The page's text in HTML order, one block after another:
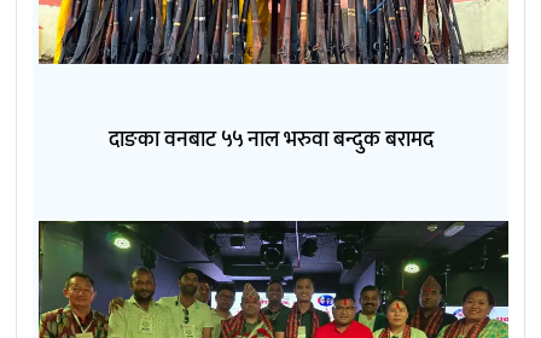
दाङका वनबाट ५५ नाल भरुवा बन्दुक बरामद